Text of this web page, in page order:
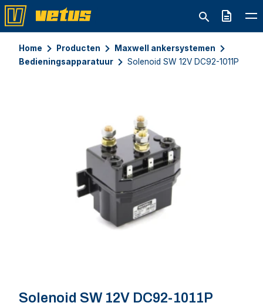
Offerte
Home Producten
Maxwell ankersystemen
Bedieningsapparatuur
Solenoid SW 12V DC92-1011P
Solenoid SW 12V DC92-1011P